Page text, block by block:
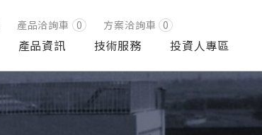
產品資訊 技術服務 投資人專區
產品洽詢車 0 方案洽詢車 0